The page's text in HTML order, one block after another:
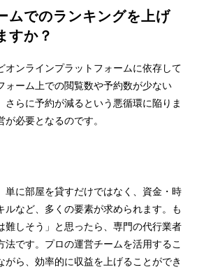
ムでのランキングを上げ
すか？
オンラインプラットフォームに依存して
ォーム上での閲覧数や予約数が少ない
さらに予約が減るという悪循環に陥りま
必要となるのです。
単に部屋を貸すだけではなく、資金・時
ルなど、多くの要素が求められます。も
難しそう」と思ったら、専門の代行業者
法です。プロの運営チームを活用するこ
がら、効率的に収益を上げることができ